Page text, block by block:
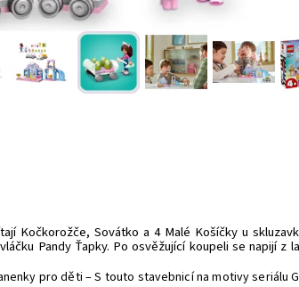
Kočkorožče, Sovátko a 4 Malé Košíčky u
Pandy Ťapky. Po osvěžující koupeli se napijí
pro děti – S touto stavebnicí na motivy seriálu